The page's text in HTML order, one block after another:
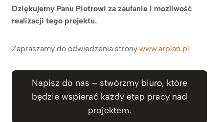
Dziękujemy Panu Piotrowi za zaufanie i możliwość
realizacji tego projektu.
Zapraszamy do odwiedzenia strony www.arplan.pl
Napisz do nas – stwórzmy biuro, które
będzie wspierać każdy etap pracy nad
projektem.